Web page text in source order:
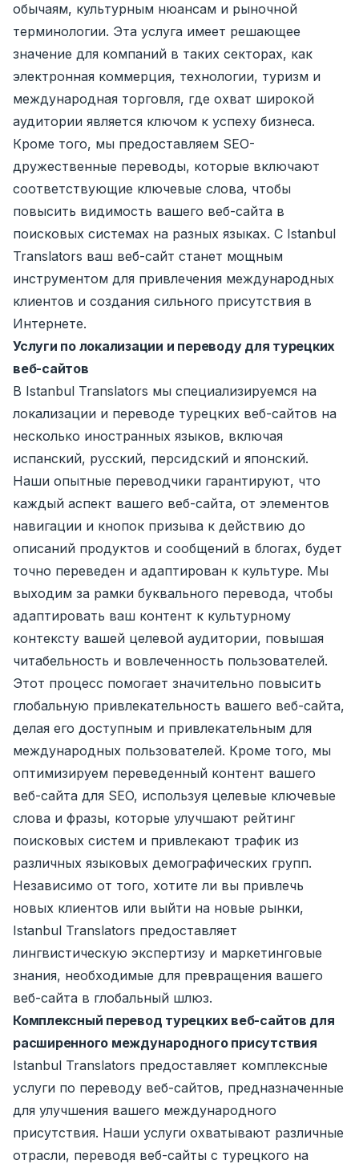
обычаям, культурным нюансам и рыночной
терминологии. Эта услуга имеет решающее
значение для компаний в таких секторах, как
электронная коммерция, технологии, туризм и
международная торговля, где охват широкой
аудитории является ключом к успеху бизнеса.
Кроме того, мы предоставляем SEO-
дружественные переводы, которые включают
соответствующие ключевые слова, чтобы
повысить видимость вашего веб-сайта в
поисковых системах на разных языках. С Istanbul
Translators ваш веб-сайт станет мощным
инструментом для привлечения международных
клиентов и создания сильного присутствия в
Интернете.
Услуги по локализации и переводу для турецких
веб-сайтов
В Istanbul Translators мы специализируемся на
локализации и переводе турецких веб-сайтов на
несколько иностранных языков, включая
испанский, русский, персидский и японский.
Наши опытные переводчики гарантируют, что
каждый аспект вашего веб-сайта, от элементов
навигации и кнопок призыва к действию до
описаний продуктов и сообщений в блогах, будет
точно переведен и адаптирован к культуре. Мы
выходим за рамки буквального перевода, чтобы
адаптировать ваш контент к культурному
контексту вашей целевой аудитории, повышая
читабельность и вовлеченность пользователей.
Этот процесс помогает значительно повысить
глобальную привлекательность вашего веб-сайта,
делая его доступным и привлекательным для
международных пользователей. Кроме того, мы
оптимизируем переведенный контент вашего
веб-сайта для SEO, используя целевые ключевые
слова и фразы, которые улучшают рейтинг
поисковых систем и привлекают трафик из
различных языковых демографических групп.
Независимо от того, хотите ли вы привлечь
новых клиентов или выйти на новые рынки,
Istanbul Translators предоставляет
лингвистическую экспертизу и маркетинговые
знания, необходимые для превращения вашего
веб-сайта в глобальный шлюз.
Комплексный перевод турецких веб-сайтов для
расширенного международного присутствия
Istanbul Translators предоставляет комплексные
услуги по переводу веб-сайтов, предназначенные
для улучшения вашего международного
присутствия. Наши услуги охватывают различные
отрасли, переводя веб-сайты с турецкого на